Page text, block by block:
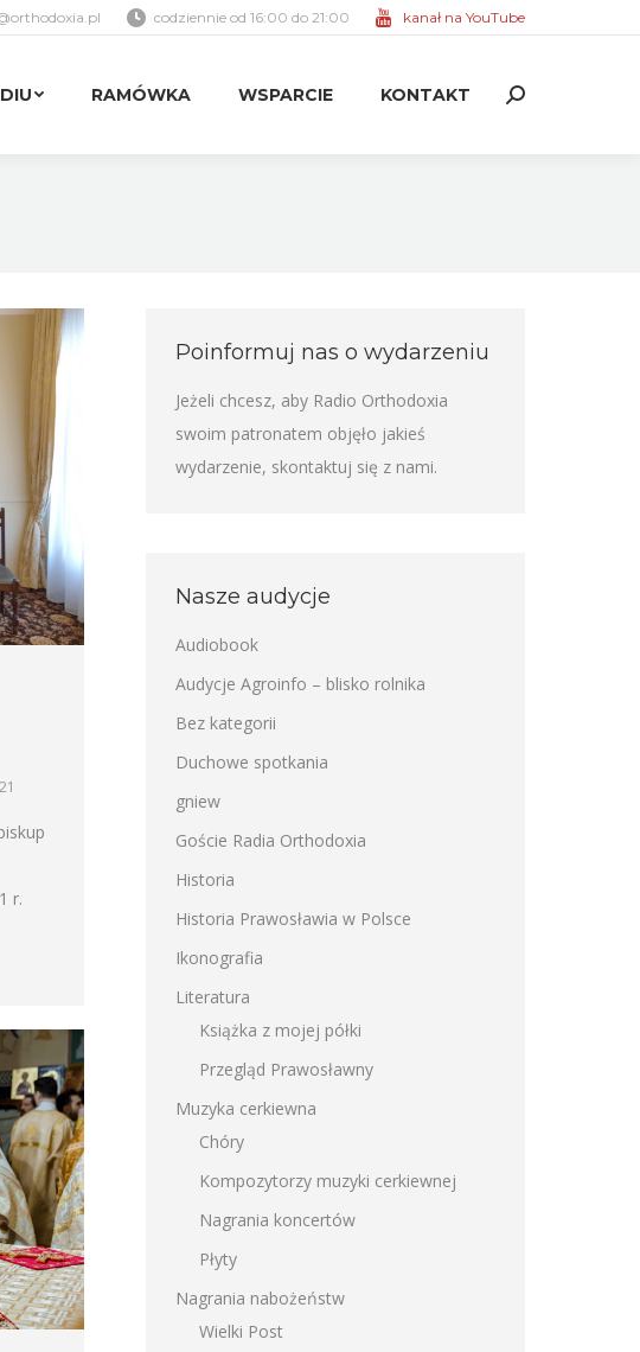
codziennie od 16:00 do 21:00 kanał na YouTube
RAMÓWKA WSPARCIE KONTAKT Search:
r.
Poinformuj nas o wydarzeniu
Jeżeli chcesz, aby Radio Orthodoxia
swoim patronatem objęło jakieś
wydarzenie, skontaktuj się z nami.
Nasze audycje
Audiobook
Audycje Agroinfo – blisko rolnika
Bez kategorii
Duchowe spotkania
gniew
Goście Radia Orthodoxia
Historia
Historia Prawosławia w Polsce
Ikonografia
Literatura
Książka z mojej półki
Przegląd Prawosławny
Muzyka cerkiewna
Chóry
Kompozytorzy muzyki cerkiewnej
Nagrania koncertów
Płyty
Nagrania nabożeństw
Wielki Post